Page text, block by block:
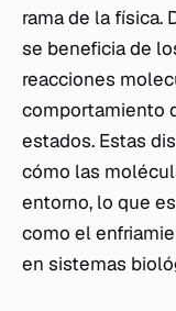
rama de la física.
se beneficia de
reacciones
comportamiento
estados. Estas
cómo las
entorno, lo que
como el
en sistemas